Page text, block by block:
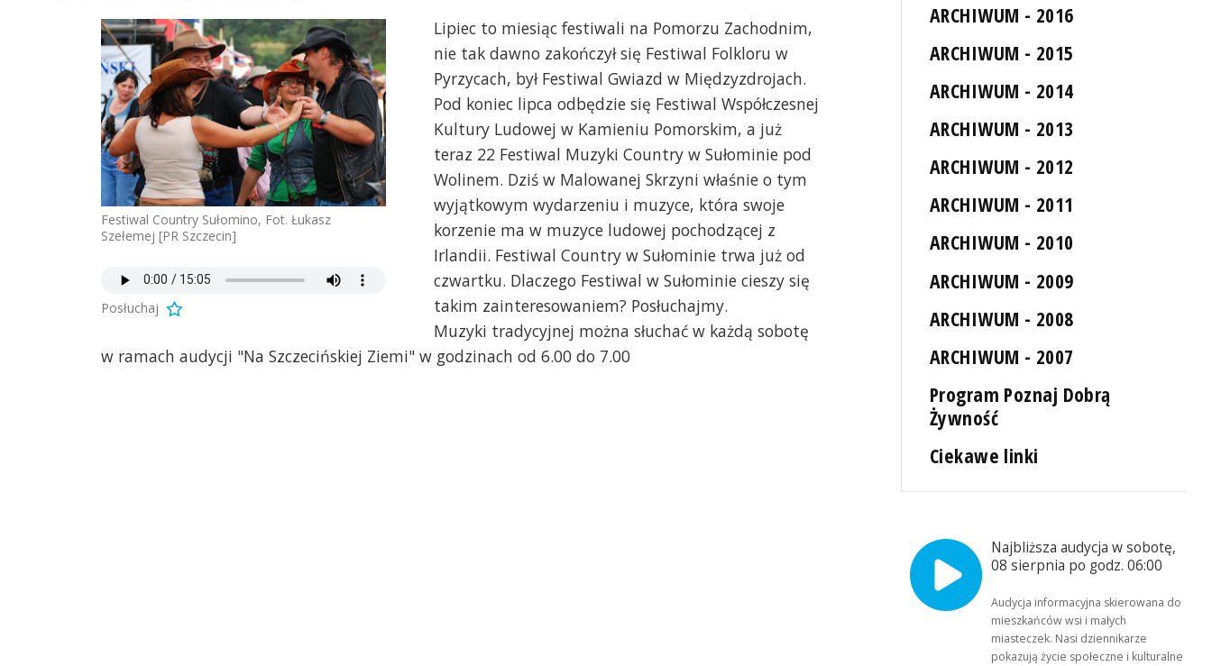
Festiwal Country Sułomino, Fot. Łukasz
Szełemej [PR Szczecin]
Posłuchaj
Lipiec to miesiąc festiwali na Pomorzu Zachodnim,
nie tak dawno zakończył się Festiwal Folkloru w
Pyrzycach, był Festiwal Gwiazd w Międzyzdrojach.
Pod koniec lipca odbędzie się Festiwal Współczesnej
Kultury Ludowej w Kamieniu Pomorskim, a już
teraz 22 Festiwal Muzyki Country w Sułominie pod
Wolinem. Dziś w Malowanej Skrzyni właśnie o tym
wyjątkowym wydarzeniu i muzyce, która swoje
korzenie ma w muzyce ludowej pochodzącej z
Irlandii. Festiwal Country w Sułominie trwa już od
czwartku. Dlaczego Festiwal w Sułominie cieszy się
takim zainteresowaniem? Posłuchajmy.
Muzyki tradycyjnej można słuchać w każdą sobotę
w ramach audycji "Na Szczecińskiej Ziemi" w godzinach od 6.00 do 7.00
ARCHIWUM - 2016
ARCHIWUM - 2015
ARCHIWUM - 2014
ARCHIWUM - 2013
ARCHIWUM - 2012
ARCHIWUM - 2011
ARCHIWUM - 2010
ARCHIWUM - 2009
ARCHIWUM - 2008
ARCHIWUM - 2007
Program Poznaj Dobrą
Żywność
Ciekawe linki
Najbliższa audycja w sobotę,
08 sierpnia po godz. 06:00
Audycja informacyjna skierowana do
mieszkańców wsi i małych
miasteczek. Nasi dziennikarze
pokazują życie społeczne i kulturalne